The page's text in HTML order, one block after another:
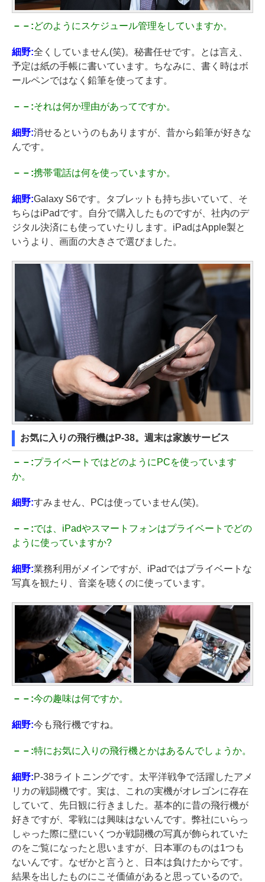
－－:どのようにスケジュール管理をしていますか。
細野:全くしていません(笑)。秘書任せです。とは言え、
予定は紙の手帳に書いています。ちなみに、書く時はボ
ールペンではなく鉛筆を使ってます。
－－:それは何か理由があってですか。
細野:消せるというのもありますが、昔から鉛筆が好きな
んです。
－－:携帯電話は何を使っていますか。
細野:Galaxy S6です。タブレットも持ち歩いていて、そ
ちらはiPadです。自分で購入したものですが、社内のデ
ジタル決済にも使っていたりします。iPadはApple製と
いうより、画面の大きさで選びました。
お気に入りの飛行機はP-38。週末は家族サービス
－－:プライベートではどのようにPCを使っています
か。
細野:すみません、PCは使っていません(笑)。
－－:では、iPadやスマートフォンはプライベートでどの
ように使っていますか?
細野:業務利用がメインですが、iPadではプライベートな
写真を観たり、音楽を聴くのに使っています。
－－:今の趣味は何ですか。
細野:今も飛行機ですね。
－－:特にお気に入りの飛行機とかはあるんでしょうか。
細野:P-38ライトニングです。太平洋戦争で活躍したアメ
リカの戦闘機です。実は、これの実機がオレゴンに存在
していて、先日観に行きました。基本的に昔の飛行機が
好きですが、零戦には興味はないんです。弊社にいらっ
しゃった際に壁にいくつか戦闘機の写真が飾られていた
のをご覧になったと思いますが、日本軍のものは1つも
ないんです。なぜかと言うと、日本は負けたからです。
結果を出したものにこそ価値があると思っているので。